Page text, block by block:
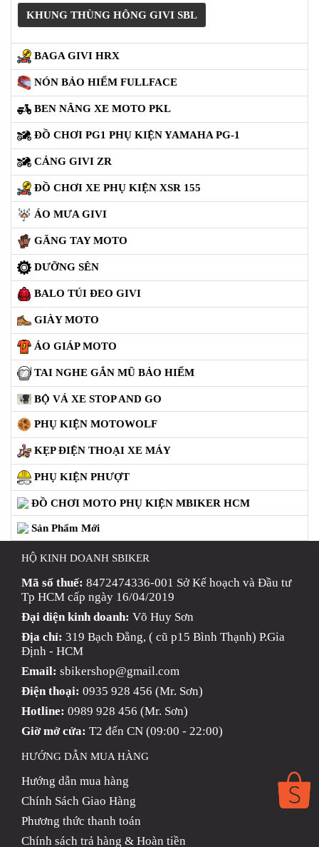
THÙNG SAU XE MÁY WINNER X
THÙNG SAU MOTO PKL
THÙNG XE ĐIỆN XE ĐẠP 50CC
X TEst chờ S xử lý
KHUNG THÙNG HÔNG GIVI SBL
BAGA GIVI HRX
NÓN BẢO HIỂM FULLFACE
BEN NÂNG XE MOTO PKL
ĐỒ CHƠI PG1 PHỤ KIỆN YAMAHA PG-1
CẢNG GIVI ZR
ĐỒ CHƠI XE PHỤ KIỆN XSR 155
ÁO MƯA GIVI
GĂNG TAY MOTO
DƯỠNG SÊN
BALO TÚI ĐEO GIVI
GIÀY MOTO
ÁO GIÁP MOTO
TAI NGHE GẮN MŨ BẢO HIỂM
BỘ VÁ XE STOP AND GO
PHỤ KIỆN MOTOWOLF
KẸP ĐIỆN THOẠI XE MÁY
ĐỒ CHƠI MOTO PHỤ KIỆN MBIKER HCM
Sản Phẩm Mới
HỘ KINH DOANH SBIKER
Tp HCM cấp ngày 16/04/2019
Đại diện kinh doanh:Võ Huy Sơn
Địa chỉ: 319 Bạch Đằng, ( cũ p15 Bình Thạnh) P.Gia
Định - HCM